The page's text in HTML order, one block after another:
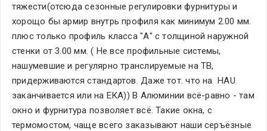
тяжести(отсюда сезонные регулировки фурнитуры и
хорощо бы армир внутрь профиля как минимум 2.00 мм.
плюс только профиль класса "А" с толщиной наружной
стенки от 3.00 мм. ( Не все профильные системы,
нашумевшие и регулярно транслируемые на ТВ,
придерживаются стандартов. Даже тот. что на  HAU
заканчивается или на ЕКА)) В Алюминии всё-равно - там
окно и фурнитура позволяет всё. Такие окна, с
термомостом, чаще всего заказывают наши серъёзные